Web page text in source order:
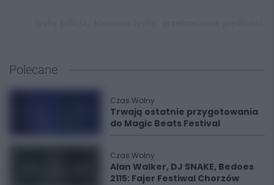
Polecane
Czas Wolny
Trwają ostatnie przygotowania
do Magic Beats Festival
Czas Wolny
Alan Walker, DJ SNAKE, Bedoes
2115: Fajer Festiwal Chorzów